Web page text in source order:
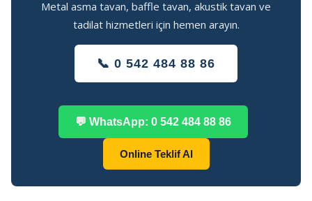
Metal asma tavan, baffle tavan, akustik tavan ve
tadilat hizmetleri için hemen arayın.
📞 0 542 484 88 86
💬 WhatsApp: 0 542 484 88 86
Online Teklif Al